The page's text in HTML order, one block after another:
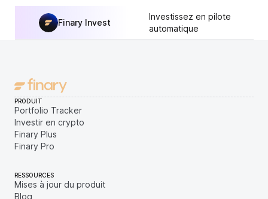
Finary Invest
Investissez en pilote
automatique
PRODUIT
Portfolio Tracker
Investir en crypto
Finary Plus
Finary Pro
RESSOURCES
Mises à jour du produit
Blog